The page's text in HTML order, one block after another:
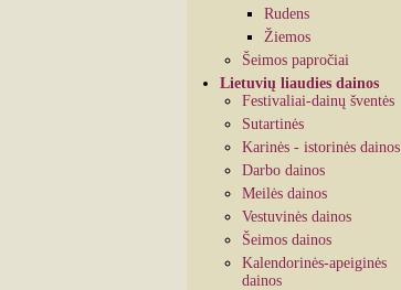
Rudens
Žiemos
Šeimos papročiai
Lietuvių liaudies dainos
Festivaliai-dainų šventės
Sutartinės
Karinės - istorinės dainos
Darbo dainos
Meilės dainos
Vestuvinės dainos
Šeimos dainos
Kalendorinės-apeiginės
dainos